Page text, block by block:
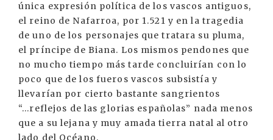
única expresión política de los vascos antiguos,
el reino de Nafarroa, por 1.521 y en la tragedia
de uno de los personajes que tratara su pluma,
el príncipe de Biana. Los mismos pendones que
no mucho tiempo más tarde concluirían con lo
poco que de los fueros vascos subsistía y
llevarían por cierto bastante sangrientos
“...reflejos de las glorias españolas” nada menos
que a su lejana y muy amada tierra natal al otro
lado del Océano.